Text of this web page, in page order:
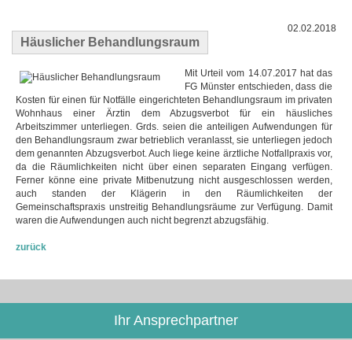
Häuslicher Behandlungsraum
02.02.2018
Mit Urteil vom 14.07.2017 hat das
FG Münster entschieden, dass die
Kosten für einen für Notfälle eingerichteten Behandlungsraum im privaten
Wohnhaus einer Ärztin dem Abzugsverbot für ein häusliches
Arbeitszimmer unterliegen. Grds. seien die anteiligen Aufwendungen für
den Behandlungsraum zwar betrieblich veranlasst, sie unterliegen jedoch
dem genannten Abzugsverbot. Auch liege keine ärztliche Notfallpraxis vor,
da die Räumlichkeiten nicht über einen separaten Eingang verfügen.
Ferner könne eine private Mitbenutzung nicht ausgeschlossen werden,
auch standen der Klägerin in den Räumlichkeiten der
Gemeinschaftspraxis unstreitig Behandlungsräume zur Verfügung. Damit
waren die Aufwendungen auch nicht begrenzt abzugsfähig.
zurück
Ihr Ansprechpartner